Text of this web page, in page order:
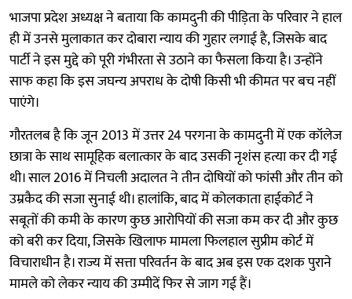
भाजपा प्रदेश अध्यक्ष ने बताया कि कामदुनी की पीड़िता के परिवार ने हाल
ही में उनसे मुलाकात कर दोबारा न्याय की गुहार लगाई है, जिसके बाद
पार्टी ने इस मुद्दे को पूरी गंभीरता से उठाने का फैसला किया है। उन्होंने
साफ कहा कि इस जघन्य अपराध के दोषी किसी भी कीमत पर बच नहीं
पाएंगे।
गौरतलब है कि जून 2013 में उत्तर 24 परगना के कामदुनी में एक कॉलेज
छात्रा के साथ सामूहिक बलात्कार के बाद उसकी नृशंस हत्या कर दी गई
थी। साल 2016 में निचली अदालत ने तीन दोषियों को फांसी और तीन को
उम्रकैद की सजा सुनाई थी। हालांकि, बाद में कोलकाता हाईकोर्ट ने
सबूतों की कमी के कारण कुछ आरोपियों की सजा कम कर दी और कुछ
को बरी कर दिया, जिसके खिलाफ मामला फिलहाल सुप्रीम कोर्ट में
विचाराधीन है। राज्य में सत्ता परिवर्तन के बाद अब इस एक दशक पुराने
मामले को लेकर न्याय की उम्मीदें फिर से जाग गई हैं।